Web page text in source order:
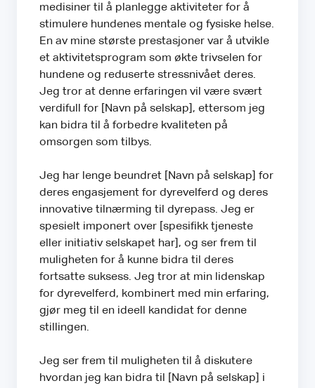
medisiner til å planlegge aktiviteter for å
stimulere hundenes mentale og fysiske helse.
En av mine største prestasjoner var å utvikle
et aktivitetsprogram som økte trivselen for
hundene og reduserte stressnivået deres.
Jeg tror at denne erfaringen vil være svært
verdifull for [Navn på selskap], ettersom jeg
kan bidra til å forbedre kvaliteten på
omsorgen som tilbys.
Jeg har lenge beundret [Navn på selskap] for
deres engasjement for dyrevelferd og deres
innovative tilnærming til dyrepass. Jeg er
spesielt imponert over [spesifikk tjeneste
eller initiativ selskapet har], og ser frem til
muligheten for å kunne bidra til deres
fortsatte suksess. Jeg tror at min lidenskap
for dyrevelferd, kombinert med min erfaring,
gjør meg til en ideell kandidat for denne
stillingen.
Jeg ser frem til muligheten til å diskutere
hvordan jeg kan bidra til [Navn på selskap] i